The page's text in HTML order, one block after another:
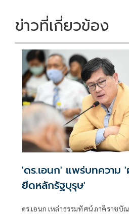
ข่าวที่เกี่ยวข้อง
'ดร.เอนก' แพร่บทความ
ยึดหลักรัฐบุรุษ'
ดร.เอนก เหล่าธรรมทัศน์ ภาคีราชบัณฑิต อดีตรัฐมนตรี